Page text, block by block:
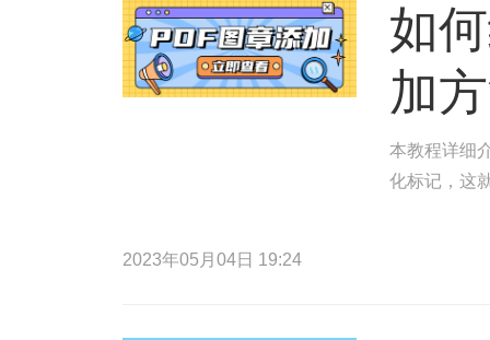
如
加
本教程详细
化标记，这
2023年05月04日 19:24